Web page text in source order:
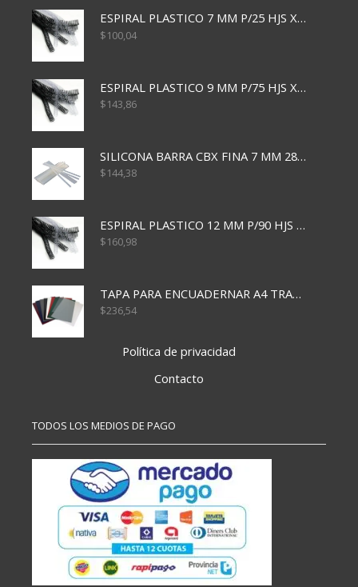
ESPIRAL PLASTICO 7 MM P/25 HJS X50x3000
$100,04
ESPIRAL PLASTICO 9 MM P/75 HJS X50X2400
$143,86
SILICONA BARRA CBX FINA 7 MM 28 CM
$144,38
ESPIRAL PLASTICO 12 MM P/90 HJS X50X1500
$160,98
TAPA PARA ENCUADERNAR A4 TRANSP x50x500
$236,54
Política de privacidad
Contacto
TODOS LOS MEDIOS DE PAGO